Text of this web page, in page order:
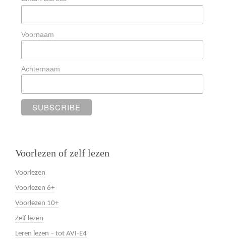
Voornaam
Achternaam
Voorlezen of zelf lezen
Voorlezen
Voorlezen 6+
Voorlezen 10+
Zelf lezen
Leren lezen – tot AVI-E4